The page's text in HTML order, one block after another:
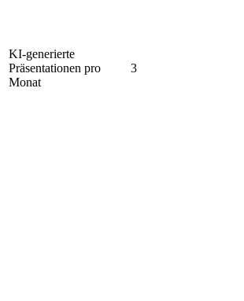
KI-generierte
Präsentationen pro
Monat
3